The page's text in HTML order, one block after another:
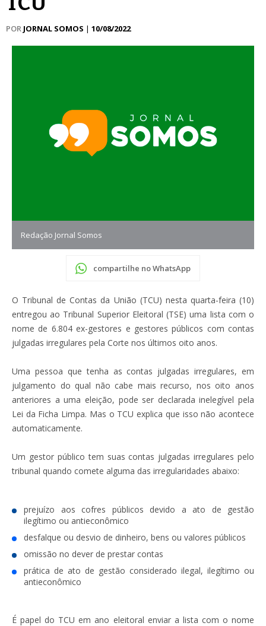
POR JORNAL SOMOS | 10/08/2022
Redação Jornal Somos
compartilhe no WhatsApp
O Tribunal de Contas da União (TCU) nesta quarta-feira (10)
entregou ao Tribunal Superior Eleitoral (TSE) uma lista com o
nome de 6.804 ex-gestores e gestores públicos com contas
julgadas irregulares pela Corte nos últimos oito anos.
Uma pessoa que tenha as contas julgadas irregulares, em
julgamento do qual não cabe mais recurso, nos oito anos
anteriores a uma eleição, pode ser declarada inelegível pela
Lei da Ficha Limpa. Mas o TCU explica que isso não acontece
automaticamente.
Um gestor público tem suas contas julgadas irregulares pelo
tribunal quando comete alguma das irregularidades abaixo:
prejuízo aos cofres públicos devido a ato de gestão
ilegítimo ou antieconômico
desfalque ou desvio de dinheiro, bens ou valores públicos
omissão no dever de prestar contas
prática de ato de gestão considerado ilegal, ilegítimo ou
antieconômico
É papel do TCU em ano eleitoral enviar a lista com o nome